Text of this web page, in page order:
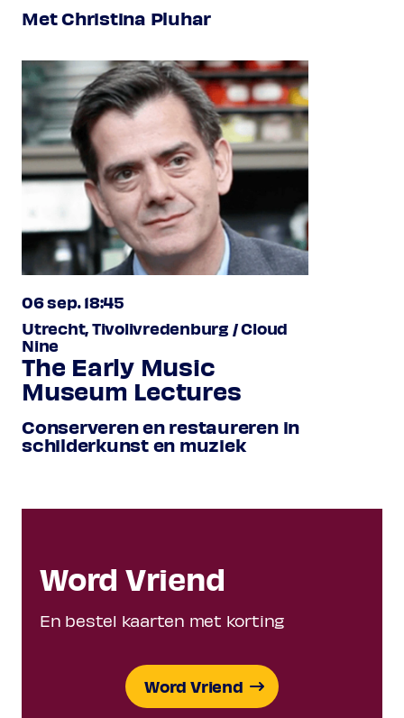
Met Christina Pluhar
06 sep. 18:45
Utrecht, Tivolivredenburg / Cloud
Nine
The Early Music
Museum Lectures
Conserveren en restaureren in
schilderkunst en muziek
Word Vriend
En bestel kaarten met korting
Word Vriend